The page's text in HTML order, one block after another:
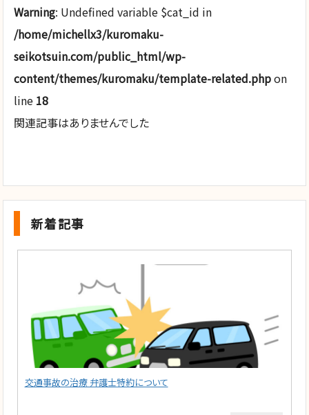
Warning: Undefined variable $cat_id in
/home/michellx3/kuromaku-
seikotsuin.com/public_html/wp-
content/themes/kuromaku/template-related.phpon
line 18
関連記事はありませんでした
新着記事
交通事故の治療 弁護士特約について